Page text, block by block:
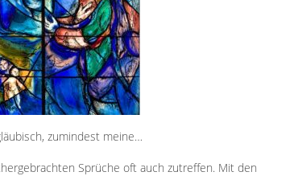
zumindest meine…
Sprüche oft auch zutreffen. Mit den